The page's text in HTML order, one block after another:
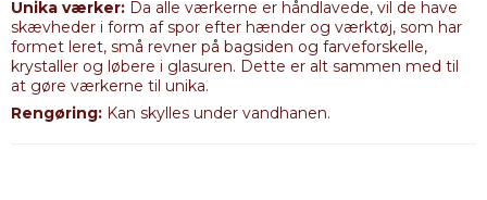
Unika værker: Da alle værkerne er håndlavede, vil de have
skævheder i form af spor efter hænder og værktøj, som har
formet leret, små revner på bagsiden og farveforskelle,
krystaller og løbere i glasuren. Dette er alt sammen med til
at gøre værkerne til unika.
Rengøring: Kan skylles under vandhanen.